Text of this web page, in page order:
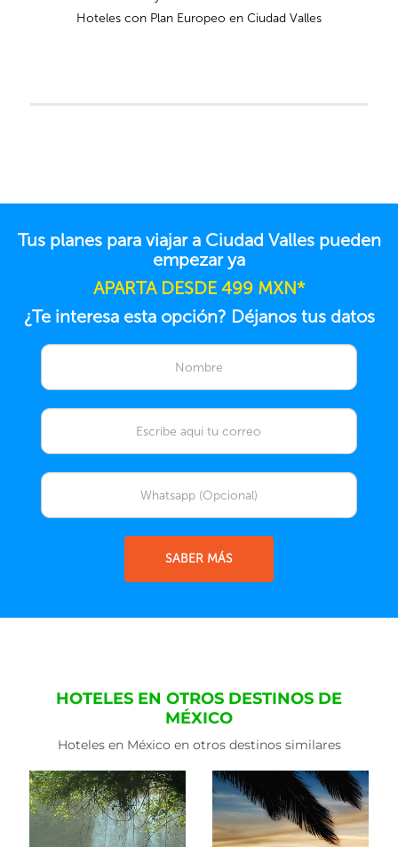
Hoteles con Plan Europeo en Ciudad Valles
Tus planes para viajar a Ciudad Valles pueden
empezar ya
APARTA DESDE 499 MXN*
¿Te interesa esta opción? Déjanos tus datos
SABER MÁS
HOTELES EN OTROS DESTINOS DE
MÉXICO
Hoteles en México en otros destinos similares